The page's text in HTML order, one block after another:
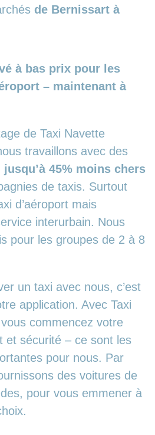
de Bernissart à
à bas prix pour les
– maintenant à
de Taxi Navette
travaillons avec des
jusqu’à 45% moins chers
de taxis. Surtout
d’aéroport mais
interurbain. Nous
pour les groupes de 2 à 8
un taxi avec nous, c’est
application. Avec Taxi
commencez votre
et sécurité – ce sont les
pour nous. Par
des voitures de
pour vous emmener à